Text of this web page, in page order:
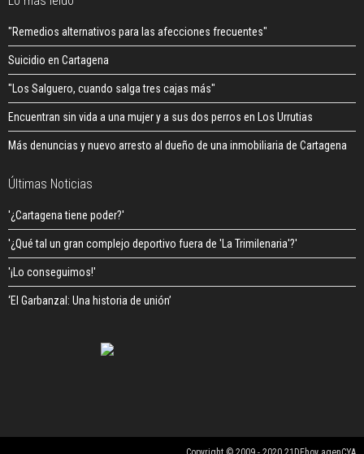
"Remedios alternativos para las afecciones frecuentes"
Suicidio en Cartagena
"Los Salguero, cuando salga tres cajas más"
Encuentran sin vida a una mujer y a sus dos perros en Los Urrutias
Más denuncias y nuevo arresto al dueño de una inmobiliaria de Cartagena
Últimas Noticias
'¿Cartagena tiene poder?'
'¿Qué tal un gran complejo deportivo fuera de 'La Trimilenaria'?'
'¡Lo conseguimos!'
‘El Garbanzal: Una historia de unión’